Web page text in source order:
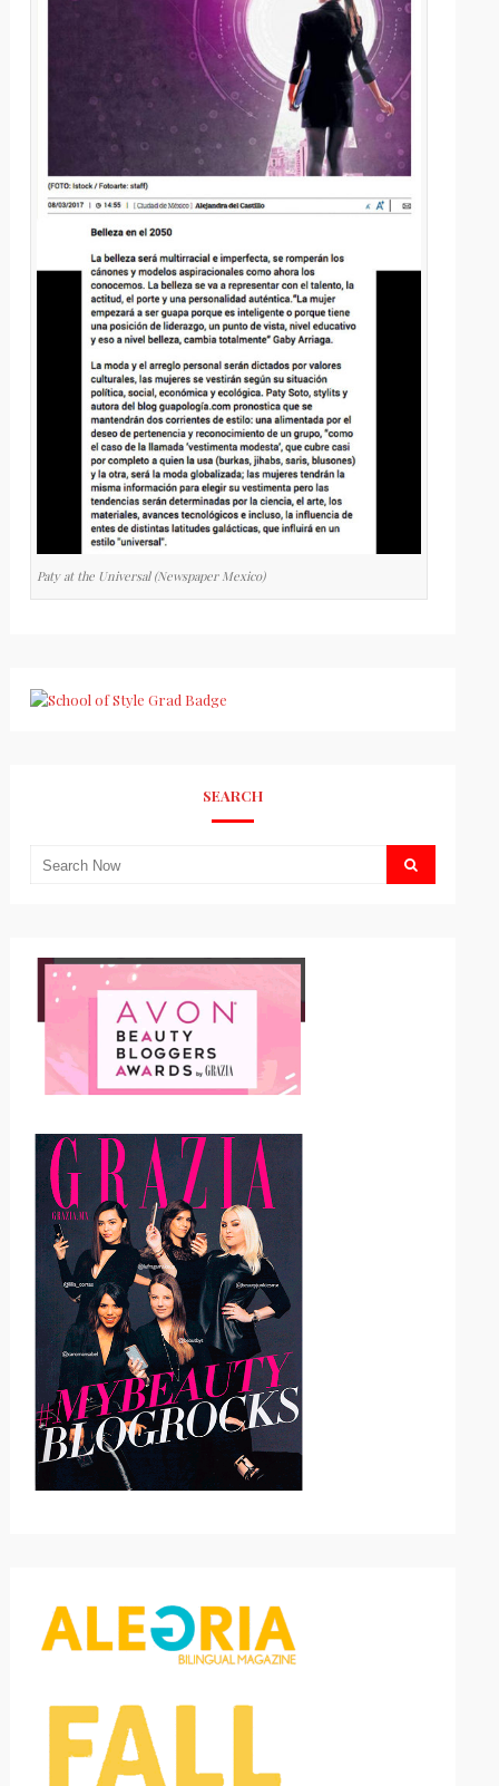
Paty at the Universal (Newspaper Mexico)
SEARCH